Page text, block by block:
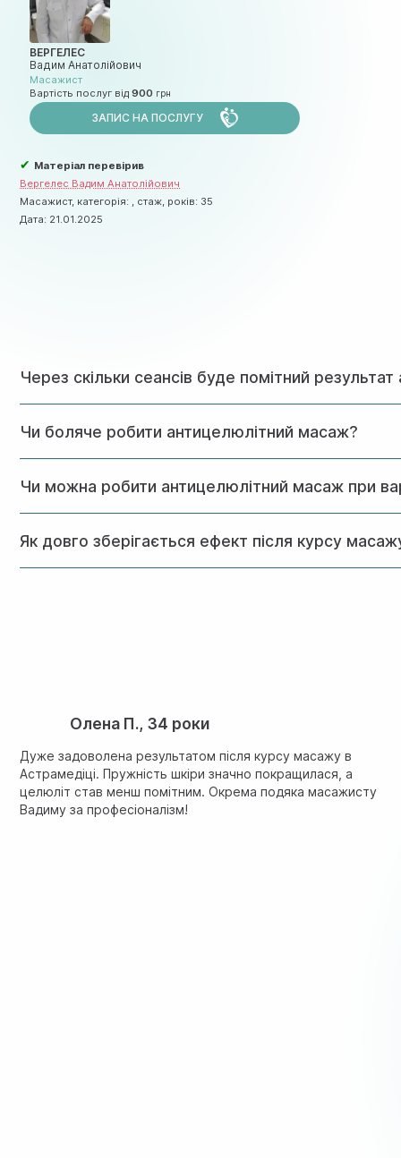
ВЕРГЕЛЕС
Вадим Анатолійович
Масажист
Вартість послуг від900
ЗАПИС НА ПОСЛУГУ
✔ Матеріал перевірив
Вергелес Вадим Анатолійович
Масажист, категорія: , стаж, років: 35
Дата: 21.01.2025
Через скільки сеансів буде помітний
Чи боляче робити антицелюлітний масаж?
Чи можна робити антицелюлітний масаж при
Як довго зберігається ефект після курсу
Олена П., 34 роки
Дуже задоволена результатом після курсу масажу в
Астрамедіці. Пружність шкіри значно покращилася, а
целюліт став менш помітним. Окрема подяка масажисту
Вадиму за професіоналізм!